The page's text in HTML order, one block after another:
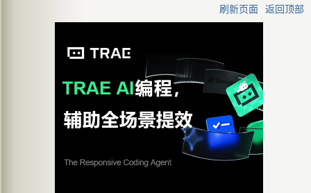
刷新页面 返回顶部